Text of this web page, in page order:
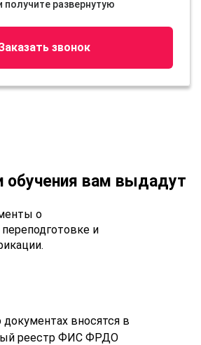
получите развернутую
звонок
обучения вам выдадут
о
и
вносятся в
реестр ФИС ФРДО